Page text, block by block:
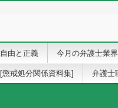
自由と正義 今月の弁護士業界
[懲戒処分関係資料集] 弁護士